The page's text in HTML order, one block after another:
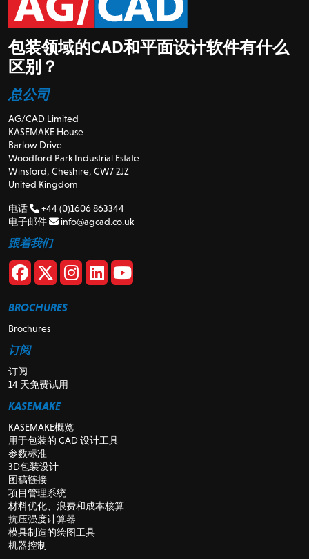
包装领域的CAD和平面设计软件有什么
区别？
总公司
AG/CAD Limited
KASEMAKE House
Barlow Drive
Woodford Park Industrial Estate
Winsford, Cheshire, CW7 2JZ
United Kingdom
电话
+44 (0)1606 863344
电子邮件
info@agcad.co.uk
跟着我们
BROCHURES
Brochures
订阅
订阅
14 天免费试用
KASEMAKE
KASEMAKE概览
用于包装的 CAD 设计工具
参数标准
3D包装设计
图稿链接
项目管理系统
材料优化、浪费和成本核算
抗压强度计算器
模具制造的绘图工具
机器控制